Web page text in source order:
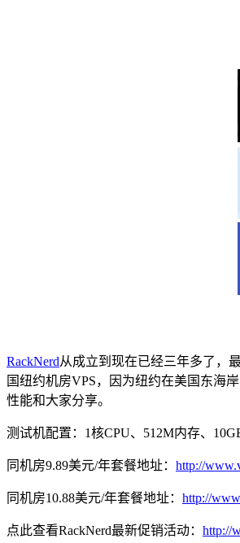
RackNerd从成立到现在已经三年多了，
国纽约机房VPS，因为纽约在美国东海
性能和大家分享。
测试机配置：1核CPU、512M内存、
同机房9.89美元/年套餐地址： http://
同机房10.88美元/年套餐地址： http://
点此查看RackNerd最新促销活动： http://